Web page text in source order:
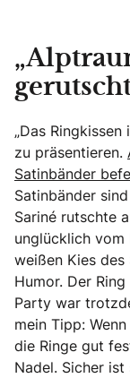
„Das
zu präsentieren.
Satinbänder
Satinbänder
Sariné rutschte
unglücklich vom
weißen Kies des
Humor. Der
Party war
mein Tipp:
die Ringe gut
Nadel. Sicher ist